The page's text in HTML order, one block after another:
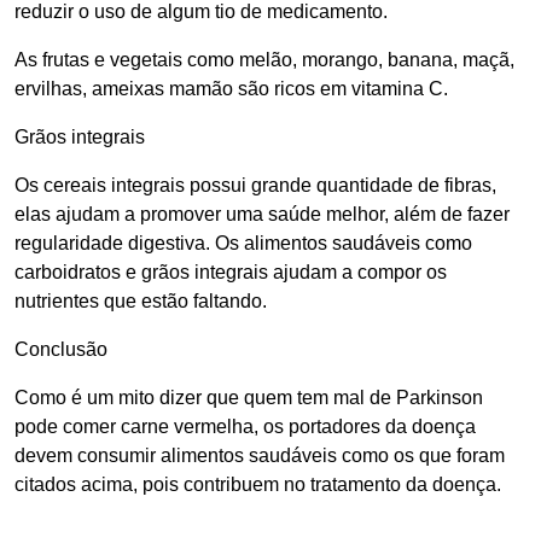
reduzir o uso de algum tio de medicamento.
As frutas e vegetais como melão, morango, banana, maçã,
ervilhas, ameixas mamão são ricos em vitamina C.
Grãos integrais
Os cereais integrais possui grande quantidade de fibras,
elas ajudam a promover uma saúde melhor, além de fazer
regularidade digestiva. Os alimentos saudáveis como
carboidratos e grãos integrais ajudam a compor os
nutrientes que estão faltando.
Conclusão
Como é um mito dizer que quem tem mal de Parkinson
pode comer carne vermelha, os portadores da doença
devem consumir alimentos saudáveis como os que foram
citados acima, pois contribuem no tratamento da doença.